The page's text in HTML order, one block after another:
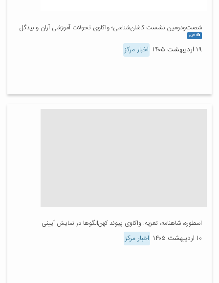
شصت‌ودومین نشست کاشان‌شناسی؛ واکاوی تحولات آموزشی آران و بیدگل
گالری
۱۹ اردیبهشت ۱۴۰۵ اخبار مرکز
اسطوره، شاهنامه، تعزیه: واکاوی پیوند کهن‌الگوها در نمایش آیینی
۱۰ اردیبهشت ۱۴۰۵ اخبار مرکز